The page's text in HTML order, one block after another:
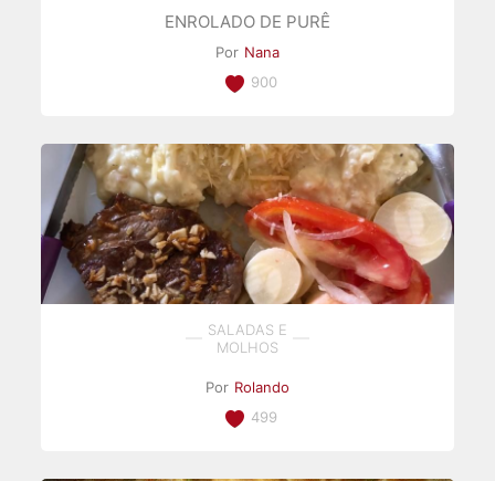
ENROLADO DE PURÊ
Por Nana
900
SALADAS E
MOLHOS
Por Rolando
499